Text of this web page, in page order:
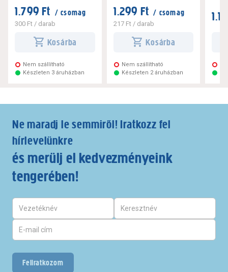
1.799 Ft / csomag
300 Ft / darab
Kosárba
Nem szállítható
Készleten 3 áruházban
1.299 Ft / csomag
217 Ft/ darab
Kosárba
Nem szállítható
Készleten 2 áruházban
Ne maradj le semmiről! Iratkozz fel
hírlevelünkre
és merülj el kedvezményeink
tengerében!
Feliratkozom